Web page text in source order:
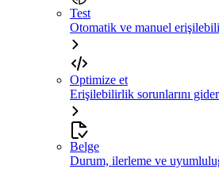
Test
Otomatik ve manuel
Optimize et
Erişilebilirlik sorunlarını
Belge
Durum, ilerleme ve